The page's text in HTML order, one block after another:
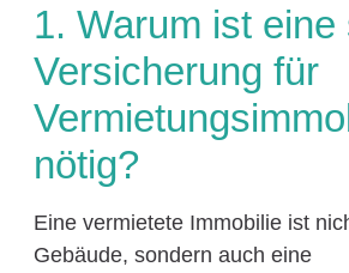
1. Warum ist eine
Versicherung für
nötig?
Eine vermietete Immobilie ist
Gebäude, sondern auch eine